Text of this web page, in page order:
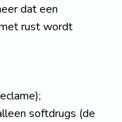
dat een
rust wordt
softdrugs (de